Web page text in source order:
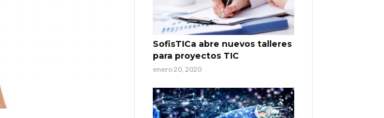
SofisTICa abre nuevos talleres
para proyectos TIC
enero 20, 2020